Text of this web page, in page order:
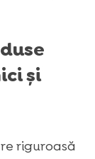
și
riguroasă